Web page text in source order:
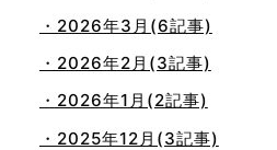
・2026年3月(6記事)
・2026年2月(3記事)
・2026年1月(2記事)
・2025年12月(3記事)